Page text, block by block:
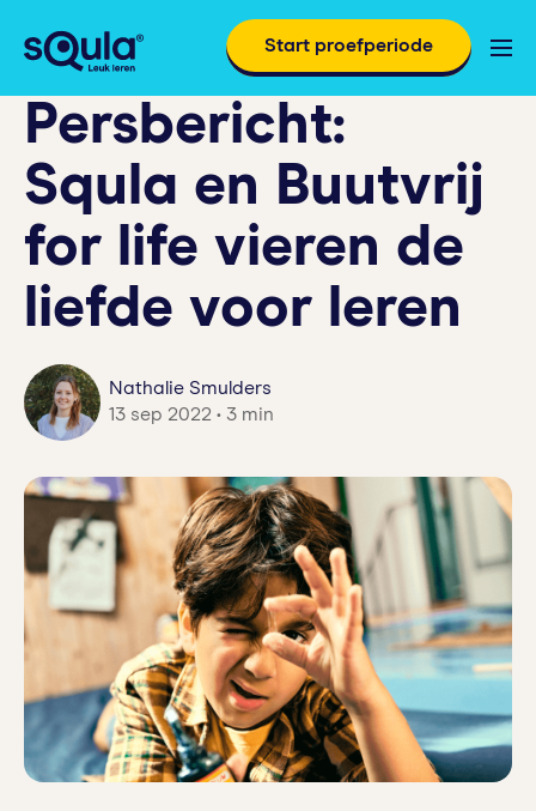
Start proefperiode
Persbericht:
Squla en Buutvrij
for life vieren de
liefde voor leren
Nathalie Smulders
13 sep 2022 • 3 min